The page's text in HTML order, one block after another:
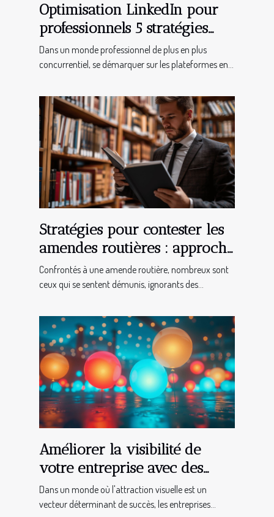
Optimisation LinkedIn pour
professionnels 5 stratégies
peu connues pour un profil
remarquable
Dans un monde professionnel de plus en plus
concurrentiel, se démarquer sur les plateformes en...
Stratégies pour contester les
amendes routières : approche
juridique
Confrontés à une amende routière, nombreux sont
ceux qui se sentent démunis, ignorants des...
Améliorer la visibilité de
votre entreprise avec des
ballons lumineux
Dans un monde où l'attraction visuelle est un
vecteur déterminant de succès, les entreprises...